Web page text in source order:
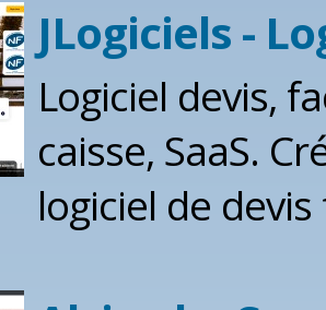
JLogiciels -
Logiciel devis,
caisse, SaaS.
logiciel de